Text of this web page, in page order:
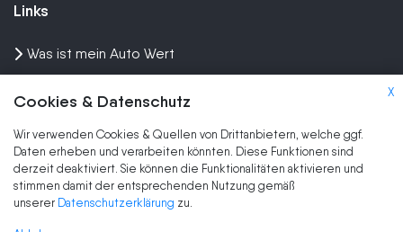
X
Cookies & Datenschutz
Wir verwenden Cookies & Quellen von Drittanbietern, welche ggf.
Daten erheben und verarbeiten könnten. Diese Funktionen sind
derzeit deaktiviert. Sie können die Funktionalitäten aktivieren und
stimmen damit der entsprechenden Nutzung gemäß
unserer Datenschutzerklärung zu.
Links
Was ist mein Auto Wert
Wir kaufen dein Auto
Marken